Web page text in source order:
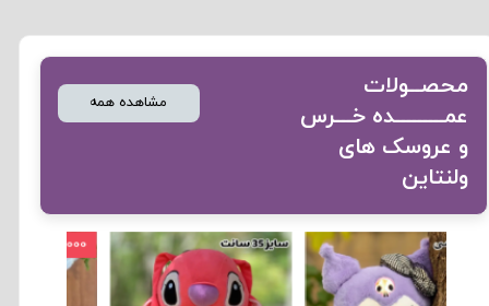
​​​​​محصــولات
عمـــــــــده خـــرس
و عروسک های
ولنتاین
مشاهده همه